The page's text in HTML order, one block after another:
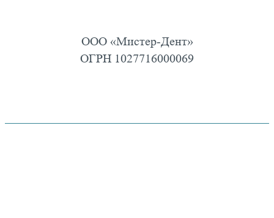
ООО «Мистер-Дент»
ОГРН 1027716000069